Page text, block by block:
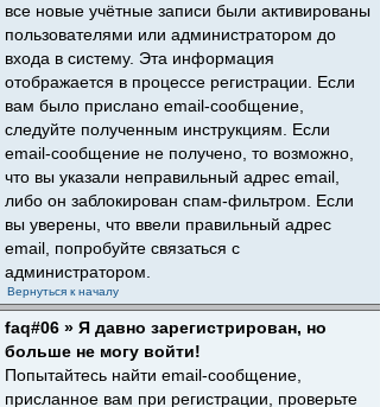
все новые учётные записи были активированы
пользователями или администратором до
входа в систему. Эта информация
отображается в процессе регистрации. Если
вам было прислано email-сообщение,
следуйте полученным инструкциям. Если
email-сообщение не получено, то возможно,
что вы указали неправильный адрес email,
либо он заблокирован спам-фильтром. Если
вы уверены, что ввели правильный адрес
email, попробуйте связаться с
администратором.
Вернуться к началу
faq#06 » Я давно зарегистрирован, но
больше не могу войти!
Попытайтесь найти email-сообщение,
присланное вам при регистрации, проверьте